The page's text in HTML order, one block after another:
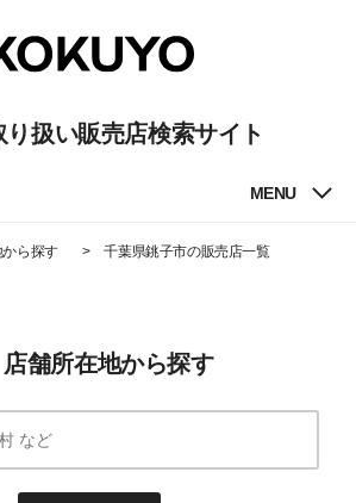
り扱い販売店検索サイト
MENU
ら探す 千葉県銚子市の販売店一覧
店舗所在地から探す